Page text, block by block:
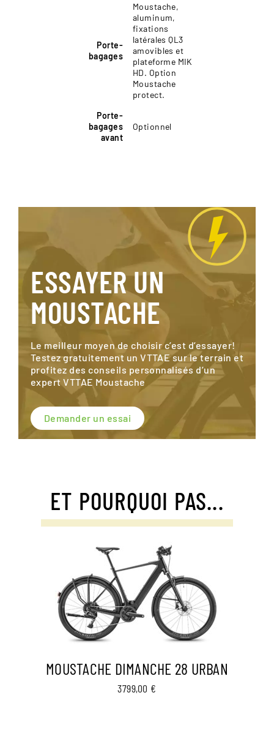
Porte-
bagages
Moustache,
aluminum,
fixations
latérales QL3
amovibles et
plateforme MIK
HD. Option
Moustache
protect.
Porte-
bagages
avant
Optionnel
ESSAYER UN
MOUSTACHE
Le meilleur moyen de choisir c’est d’essayer!
Testez gratuitement un VTTAE sur le terrain et
profitez des conseils personnalisés d’un
expert VTTAE Moustache
Demander un essai
ET POURQUOI PAS...
MOUSTACHE DIMANCHE 28 URBAN
3799,00 €